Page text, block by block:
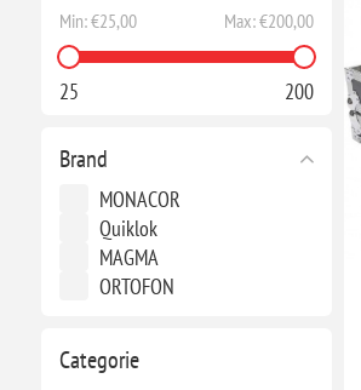
Min:€25,00 Max:€200,00
25 200
Brand
MONACOR
Quiklok
MAGMA
ORTOFON
Categorie